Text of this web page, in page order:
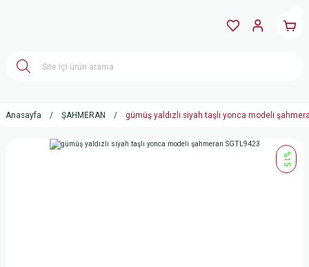
Anasayfa ŞAHMERAN gümüş yaldızlı siyah taşlı yonca modeli
%15